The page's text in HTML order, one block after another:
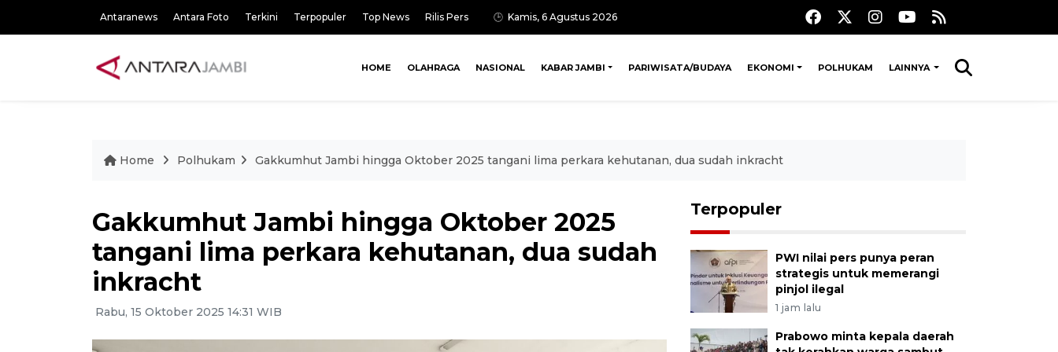
Antaranews Antara Foto Terkini Terpopuler Top News Rilis Pers Kamis, 6 Agustus 2026
HOME OLAHRAGA NASIONAL KABAR JAMBI PARIWISATA/BUDAYA EKONOMI POLHUKAM LAINNYA
Home Polhukam Gakkumhut Jambi hingga Oktober 2025 tangani lima perkara kehutanan, dua sudah inkracht
Gakkumhut Jambi hingga Oktober 2025
tangani lima perkara kehutanan, dua sudah
inkracht
Rabu, 15 Oktober 2025 14:31 WIB
Terpopuler
PWI nilai pers punya peran
strategis untuk memerangi
pinjol ilegal
1 jam lalu
Prabowo minta kepala daerah